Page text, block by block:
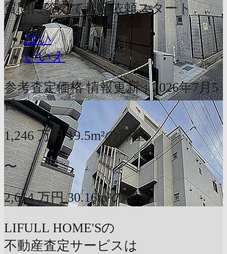
質問に答えて査定依頼スタート
はい
いいえ
参考査定価格 情報更新：2026年7月5
日
1,246 万円 19.5m²の部屋
〜
2,614 万円 30.16m²の部屋
LIFULL HOME'Sの
不動産査定サービスは